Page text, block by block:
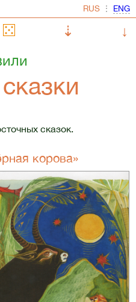
⋮
⇣
↓
сказок.
корова»